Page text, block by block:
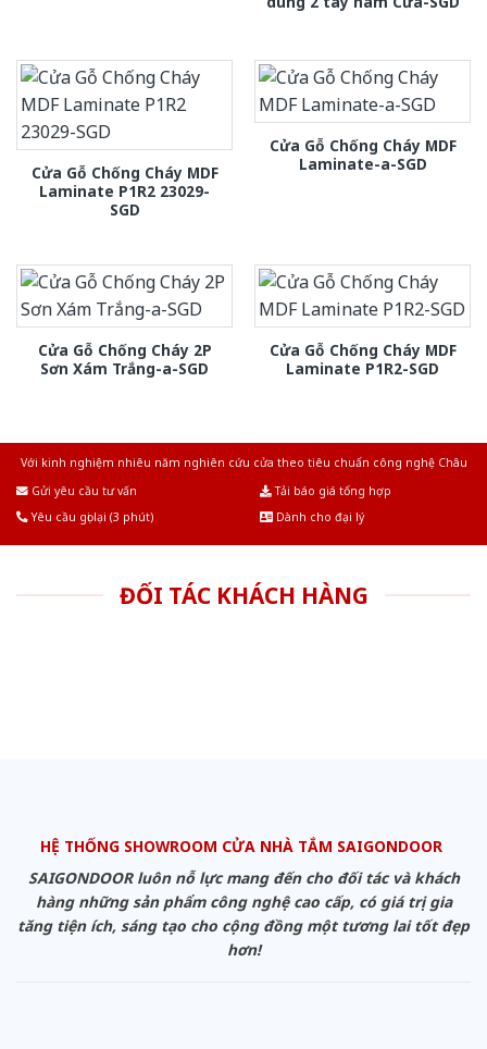
Cửa Gỗ Chống Cháy MDF
Laminate P1R2 23029-
SGD
Cửa Gỗ Chống Cháy MDF
Laminate-a-SGD
Cửa Gỗ Chống Cháy 2P
Sơn Xám Trắng-a-SGD
Cửa Gỗ Chống Cháy MDF
Laminate P1R2-SGD
Với kinh nghiệm nhiêu năm nghiên cứu cửa theo tiêu chuẩn công nghệ Châu
Gửi yêu cầu tư vấn
Tải báo giá tổng hợp
Yêu cầu gọi lại (3 phút)
Dành cho đại lý
ĐỐI TÁC KHÁCH HÀNG
HỆ THỐNG SHOWROOM CỬA NHÀ TẮM SAIGONDOOR
SAIGONDOOR luôn nỗ lực mang đến cho đối tác và khách
hàng những sản phẩm công nghệ cao cấp, có giá trị gia
tăng tiện ích, sáng tạo cho cộng đồng một tương lai tốt đẹp
hơn!